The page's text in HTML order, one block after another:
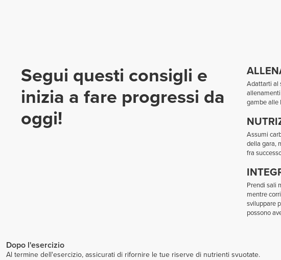
Segui questi consigli e
inizia a fare progressi da
oggi!
Adattarti al
gambe alle
Assumi
della gara,
fra
Prendi sali
mentre
sviluppare
possono
Dopo l'esercizio
Al termine dell'esercizio, assicurati di rifornire le tue riserve di nutrienti svuotate.